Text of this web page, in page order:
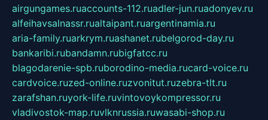
airgungames.ruaccounts-112.ruadler-jun.ruadonyev.ru
alfeihavsalnassr.rualtaipant.ruargentinamia.ru
aria-family.ruarkrym.ruashanet.rubelgorod-day.ru
bankaribi.rubandamn.rubigfatcc.ru
blagodarenie-spb.ruborodino-media.rucard-voice.ru
cardvoice.ruzed-online.ruzvonitut.ruzebra-tlt.ru
zarafshan.ruyork-life.ruvintovoykompressor.ru
vladivostok-map.ruvlknrussia.ruwasabi-shop.ru